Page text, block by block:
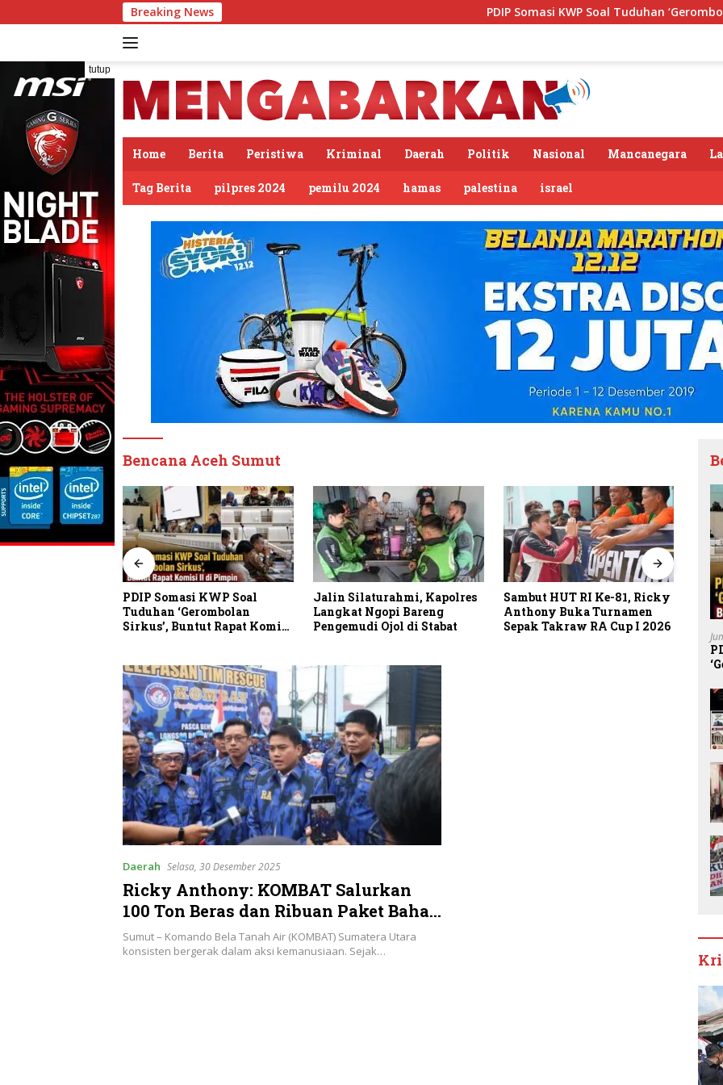
ke
Breaking News PDIP Somasi KWP Soal Tuduhan ‘Gerombolan Sirkus’,
tutup
Home Berita Peristiwa Kriminal Daerah Politik Nasional Mancanegara
Tag Berita pilpres 2024 pemilu 2024 hamas palestina israel
Bencana Aceh Sumut
Jalin Silaturahmi, Kapolres
Langkat Ngopi Bareng
Pengemudi Ojol di Stabat
Sambut HUT RI Ke-81, Ricky
Anthony Buka Turnamen
Sepak Takraw RA Cup I 2026
Putusan Banding Kasus PET
Tuai Polemik, JAGA
MARWAH Minta MA
di
Daerah Selasa, 30 Desember 2025
Ricky Anthony: KOMBAT Salurkan
100 Ton Beras dan Ribuan Paket Bahan
Pangan
Sumut – Komando Bela Tanah Air (KOMBAT) Sumatera Utara
konsisten bergerak dalam aksi kemanusiaan. Sejak…